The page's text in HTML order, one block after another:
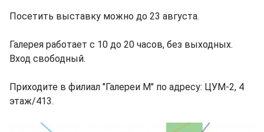
Посетить выставку можно до 23 августа.
Галерея работает с 10 до 20 часов, без выходных.
Вход свободный.
Приходите в филиал "Галереи М" по адресу: ЦУМ-2, 4
этаж/413.